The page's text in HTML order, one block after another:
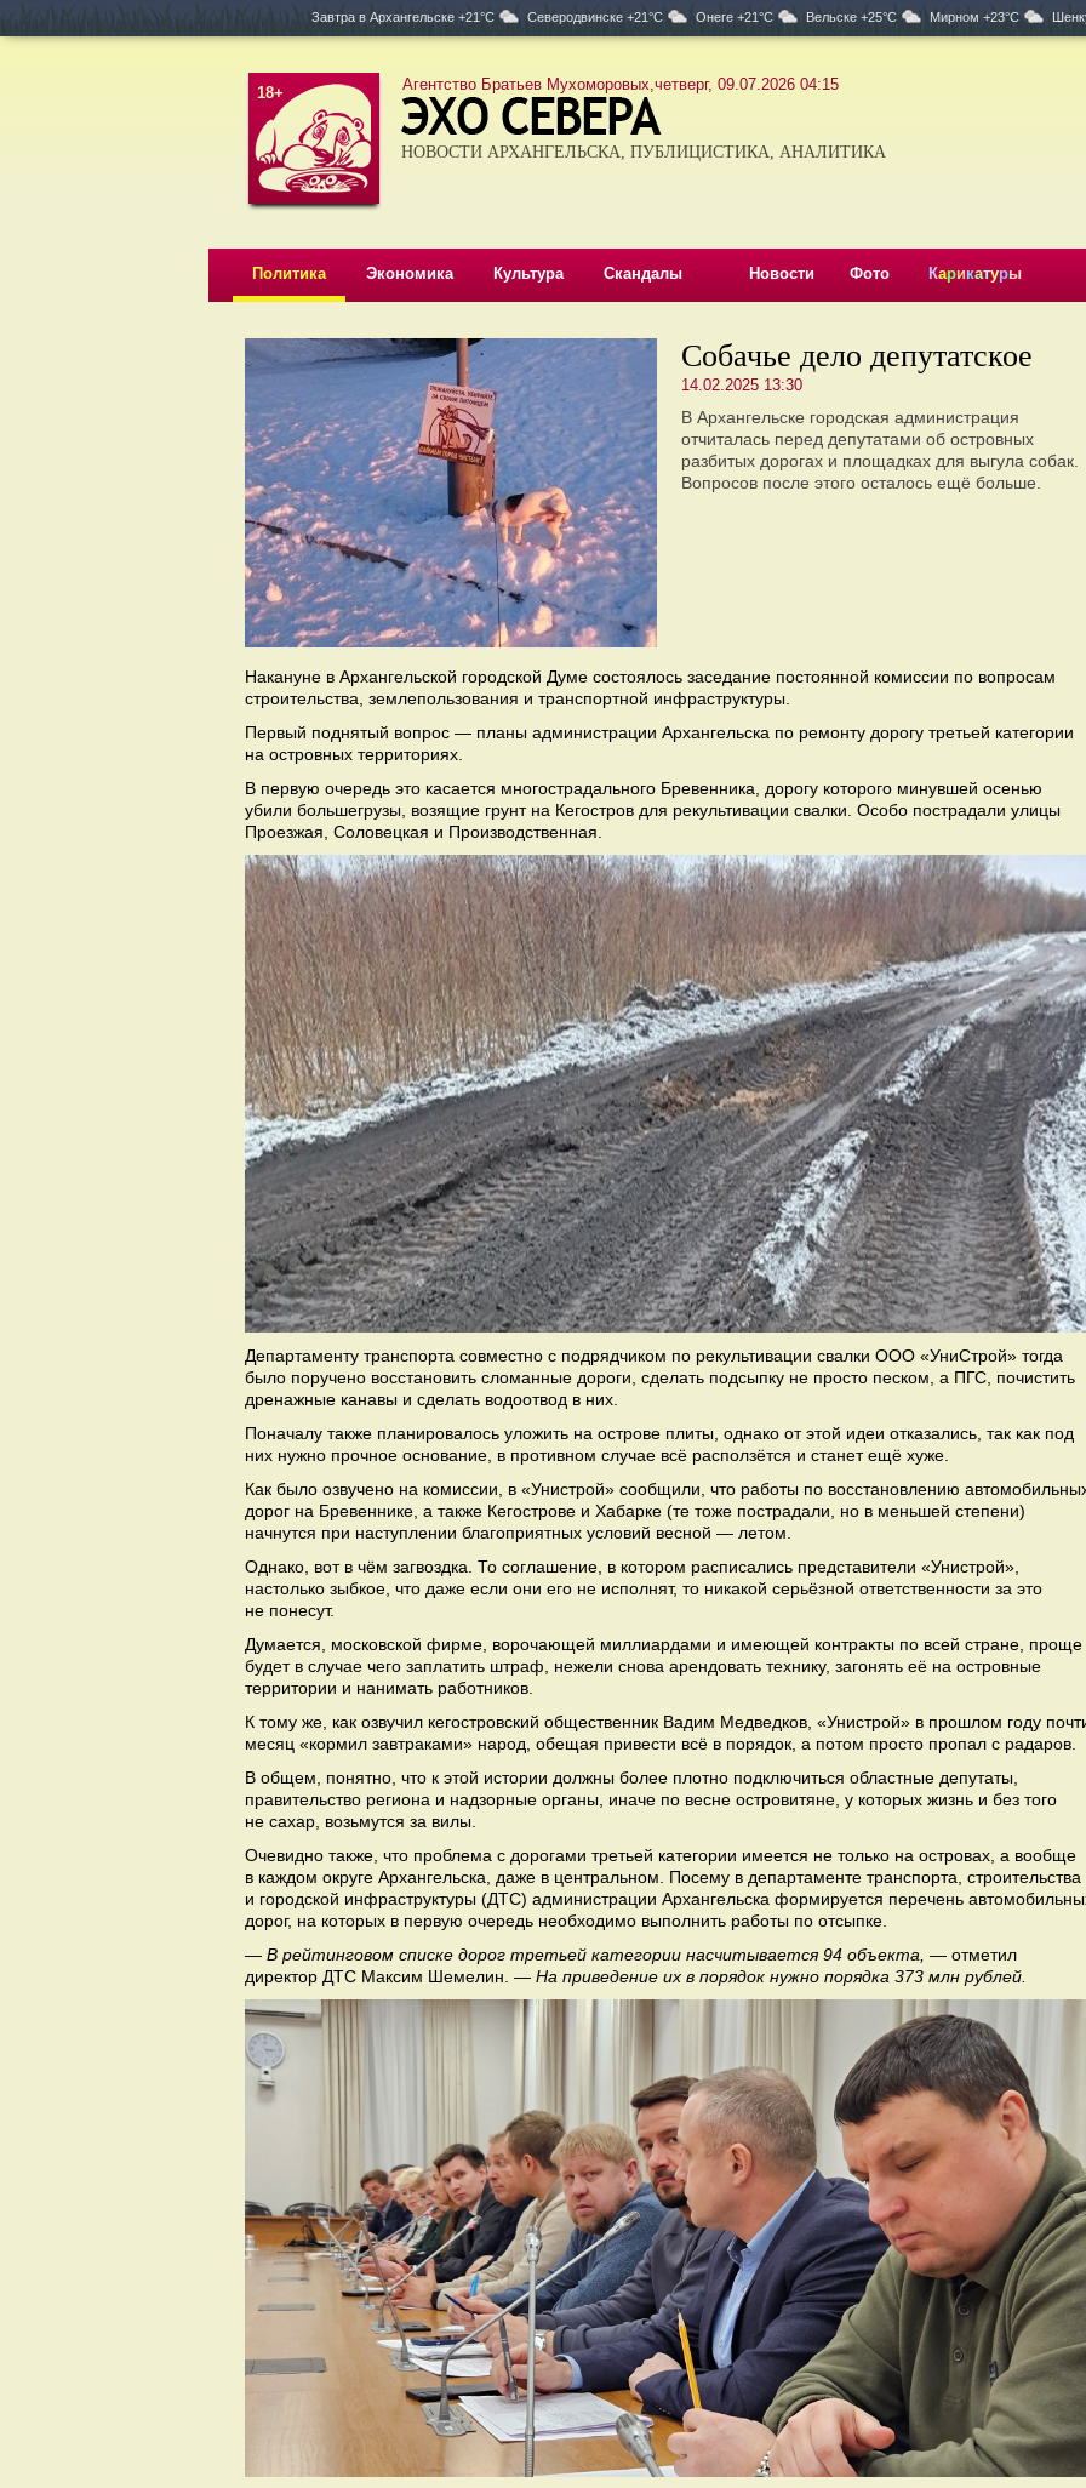
Завтра в Архангельске +21°C Северодвинске +21°C Онеге +21°C Вельске +25°C Мирном +23°C
18+ Агентство Братьев Мухоморовых,четверг, 09.07.2026 04:15
НОВОСТИ АРХАНГЕЛЬСКА, ПУБЛИЦИСТИКА, АНАЛИТИКА
Политика Экономика Культура Скандалы Новости Фото Карикатуры
Собачье дело депутатское
14.02.2025 13:30
В Архангельске городская администрация
отчиталась перед депутатами об островных
разбитых дорогах и площадках для выгула собак.
Вопросов после этого осталось ещё больше.
Накануне в Архангельской городской Думе состоялось заседание постоянной комиссии по вопросам
строительства, землепользования и транспортной инфраструктуры.
Первый поднятый вопрос — планы администрации Архангельска по ремонту дорогу третьей категории
на островных территориях.
В первую очередь это касается многострадального Бревенника, дорогу которого минувшей осенью
убили большегрузы, возящие грунт на Кегостров для рекультивации свалки. Особо пострадали улицы
Проезжая, Соловецкая и Производственная.
Департаменту транспорта совместно с подрядчиком по рекультивации свалки ООО «УниСтрой» тогда
было поручено восстановить сломанные дороги, сделать подсыпку не просто песком, а ПГС, почистить
дренажные канавы и сделать водоотвод в них.
Поначалу также планировалось уложить на острове плиты, однако от этой идеи отказались, так как под
них нужно прочное основание, в противном случае всё расползётся и станет ещё хуже.
Как было озвучено на комиссии, в «Унистрой» сообщили, что работы по восстановлению
дорог на Бревеннике, а также Кегострове и Хабарке (те тоже пострадали, но в меньшей степени)
начнутся при наступлении благоприятных условий весной — летом.
Однако, вот в чём загвоздка. То соглашение, в котором расписались представители «Унистрой»,
настолько зыбкое, что даже если они его не исполнят, то никакой серьёзной ответственности за это
не понесут.
Думается, московской фирме, ворочающей миллиардами и имеющей контракты по всей стране, проще
будет в случае чего заплатить штраф, нежели снова арендовать технику, загонять её на островные
территории и нанимать работников.
К тому же, как озвучил кегостровский общественник Вадим Медведков, «Унистрой» в прошлом году
месяц «кормил завтраками» народ, обещая привести всё в порядок, а потом просто пропал с радаров.
В общем, понятно, что к этой истории должны более плотно подключиться областные депутаты,
правительство региона и надзорные органы, иначе по весне островитяне, у которых жизнь и без того
не сахар, возьмутся за вилы.
Очевидно также, что проблема с дорогами третьей категории имеется не только на островах, а вообще
в каждом округе Архангельска, даже в центральном. Посему в департаменте транспорта, строительства
и городской инфраструктуры (ДТС) администрации Архангельска формируется перечень
дорог, на которых в первую очередь необходимо выполнить работы по отсыпке.
— В рейтинговом списке дорог третьей категории насчитывается 94 объекта, — отметил
директор ДТС Максим Шемелин. — На приведение их в порядок нужно порядка 373 млн рублей.